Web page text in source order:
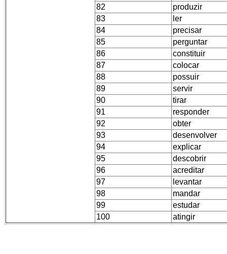
82
produzir
83
ler
84
precisar
85
perguntar
86
constituir
87
colocar
88
possuir
89
servir
90
tirar
91
responder
92
obter
93
desenvolver
94
explicar
95
descobrir
96
acreditar
97
levantar
98
mandar
99
estudar
100
atingir